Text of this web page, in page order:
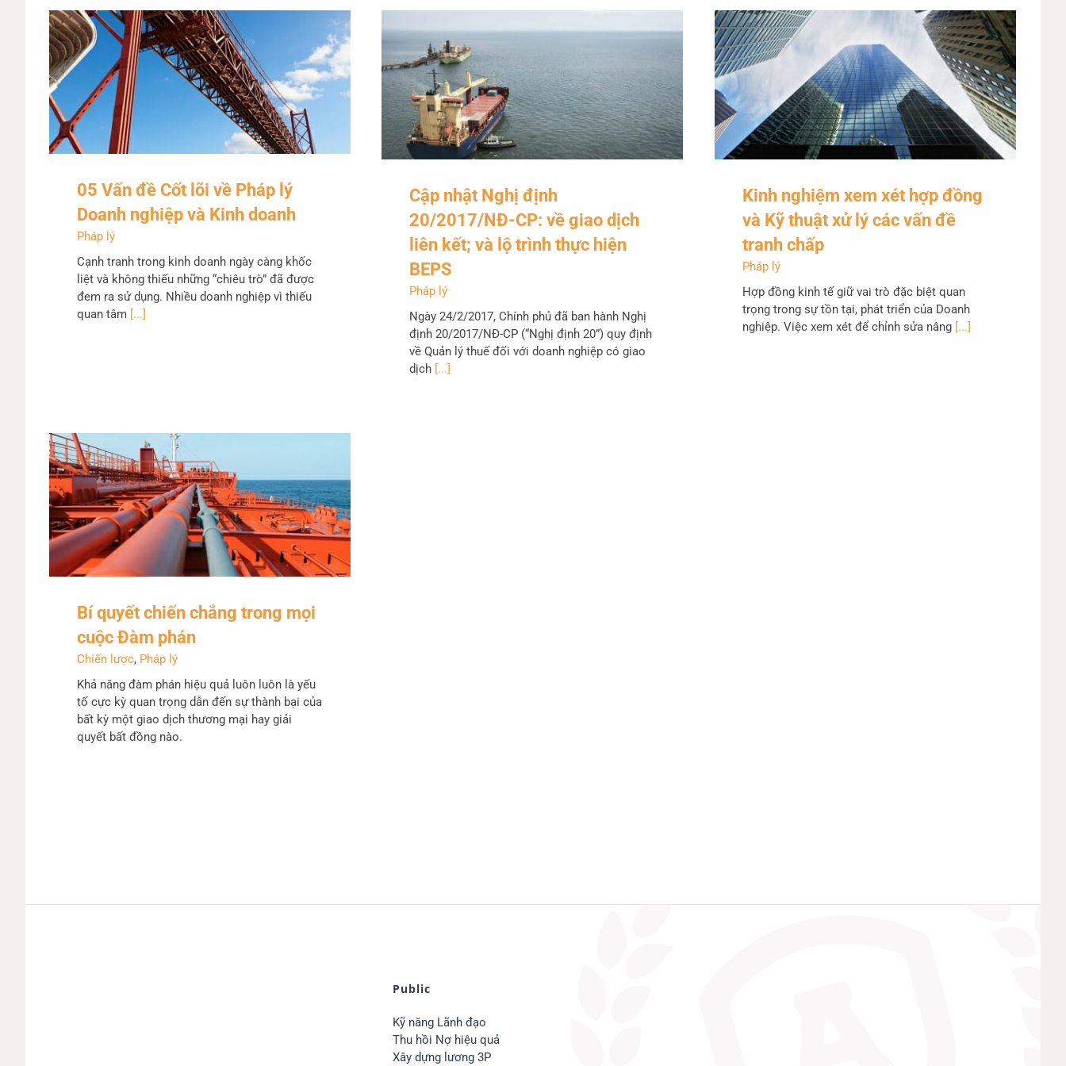
05 Vấn đề Cốt lõi về Pháp lý
Doanh nghiệp và Kinh doanh
Pháp lý
Cạnh tranh trong kinh doanh ngày càng khốc
liệt và không thiếu những “chiêu trò” đã được
đem ra sử dụng. Nhiều doanh nghiệp vì thiếu
quan tâm [...]
Cập nhật Nghị định
20/2017/NĐ-CP: về giao dịch
liên kết; và lộ trình thực hiện
BEPS
Pháp lý
Ngày 24/2/2017, Chính phủ đã ban hành Nghị
định 20/2017/NĐ-CP (“Nghị định 20”) quy định
về Quản lý thuế đối với doanh nghiệp có giao
dịch [...]
Kinh nghiệm xem xét hợp đồng
và Kỹ thuật xử lý các vấn đề
tranh chấp
Pháp lý
Hợp đồng kinh tế giữ vai trò đặc biệt quan
trọng trong sự tồn tại, phát triển của Doanh
nghiệp. Việc xem xét để chỉnh sửa nâng [...]
Bí quyết chiến chắng trong mọi
cuộc Đàm phán
Chiến lược, Pháp lý
Khả năng đàm phán hiệu quả luôn luôn là yếu
tố cực kỳ quan trọng dẫn đến sự thành bại của
bất kỳ một giao dịch thương mại hay giải
quyết bất đồng nào.
Public
Kỹ năng Lãnh đạo
Thu hồi Nợ hiệu quả
Xây dựng lương 3P